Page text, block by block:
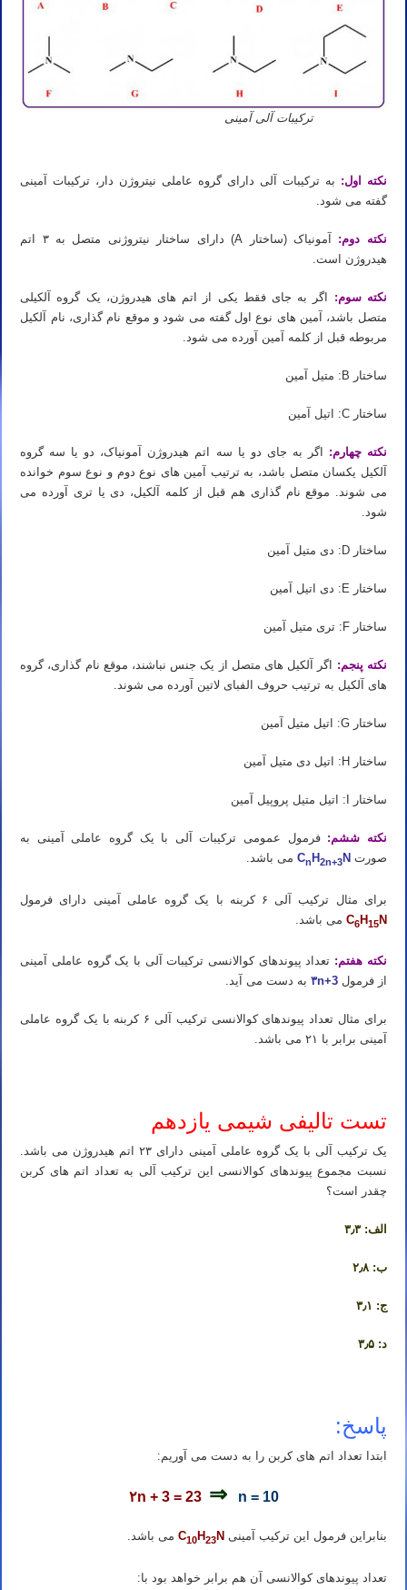
ترکیبات آلی آمینی
نکته اول: به ترکیبات آلی دارای گروه عاملی نیتروژن دار، ترکیبات آمینی
گفته می شود.
نکته دوم:
آمونیاک (ساختار A) دارای ساختار نیتروژنی متصل به ۳ اتم
هیدروژن است.
نکته سوم: اگر به جای فقط یکی از اتم های هیدروژن، یک گروه آلکیلی
متصل باشد، آمین های نوع اول گفته می شود و موقع نام گذاری، نام آلکیل
مربوطه قبل از کلمه آمین آورده می شود.
ساختار B: متیل آمین
ساختار C: اتیل آمین
نکته چهارم: اگر به جای دو یا سه اتم هیدروژن آمونیاک، دو یا سه گروه
آلکیل یکسان متصل باشد، به ترتیب آمین های نوع دوم و نوع سوم خوانده
می شوند. موقع نام گذاری هم قبل از کلمه آلکیل، دی یا تری آورده می
شود.
ساختار D: دی متیل آمین
ساختار E: دی اتیل آمین
ساختار F: تری متیل آمین
نکته پنجم: اگر آلکیل های متصل از یک جنس نباشند، موقع نام گذاری، گروه
های آلکیل به ترتیب حروف الفبای لاتین آورده می شوند.
ساختار G: اتیل متیل آمین
ساختار H: اتیل دی متیل آمین
ساختار I: اتیل متیل پروپیل آمین
نکته ششم: فرمول عمومی ترکیبات آلی با یک گروه عاملی آمینی به
صورت
Cn H2n+3N می باشد.
برای مثال ترکیب آلی ۶ کربنه با یک گروه عاملی آمینی دارای فرمول
C6H15N می باشد.
نکته هفتم: تعداد پیوندهای کوالانسی ترکیبات آلی با یک گروه عاملی آمینی
از فرمول۳n+3 به دست می آید.
برای مثال تعداد پیوندهای کوالانسی ترکیب آلی ۶ کربنه با یک گروه عاملی
آمینی برابر با ۲۱ می باشد.
تست تالیفی شیمی یازدهم
یک ترکیب آلی با یک گروه عاملی آمینی دارای ۲۳ اتم هیدروژن می باشد.
نسبت مجموع پیوندهای کوالانسی این ترکیب آلی به تعداد اتم های کربن
چقدر است؟
الف: ۳٫۳
ب: ۲٫۸
ج: ۳٫۱
د: ۳٫۵
پاسخ:
ابتدا تعداد اتم های کربن را به دست می آوریم:
۲n + 3 = 23 ⇒ n = 10
بنابراین فرمول این ترکیب آمینی C10H23N می باشد.
تعداد پیوندهای کوالانسی آن هم برابر خواهد بود با: